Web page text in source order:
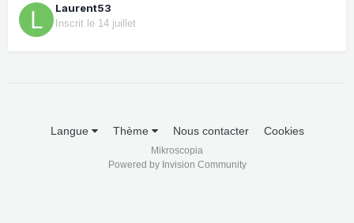
Laurent53
Inscrit le 14 juillet
Langue Thème Nous contacter Cookies
Mikroscopia
Powered by Invision Community